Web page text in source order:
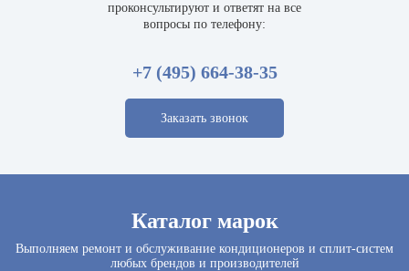
проконсультируют и ответят на все
вопросы по телефону:
+7 (495) 664-38-35
Заказать звонок
Каталог марок
Выполняем ремонт и обслуживание кондиционеров и сплит-систем
любых брендов и производителей